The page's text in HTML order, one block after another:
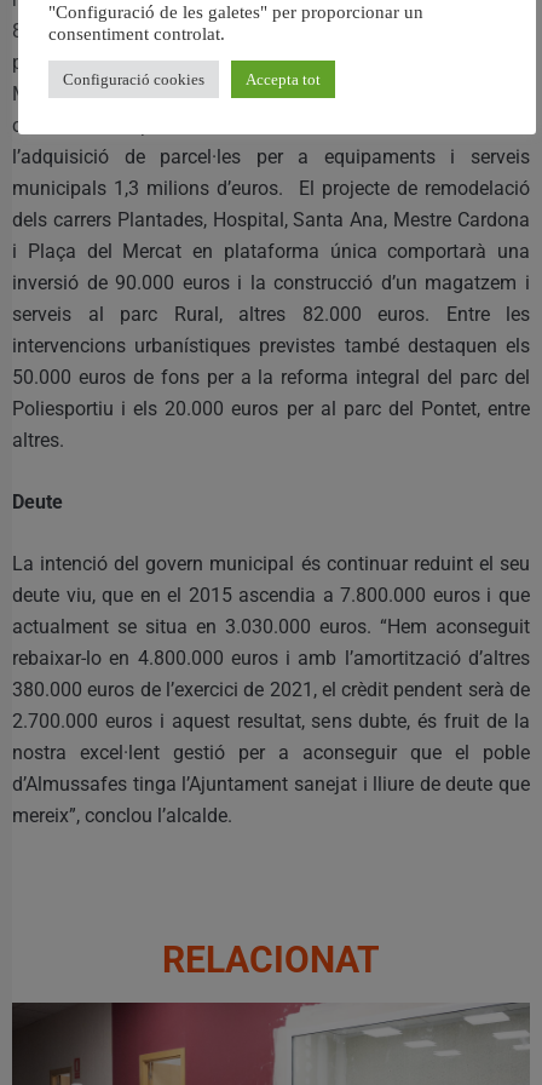
80.000 euros, respectivament. La ciutadania en general,
podrà gaudir d’un Balneari urbà a l’interior de les Piscines
Municipals, pressupostat inicialment en 600.000 euros. Als
col·lectors de pluvials se’ls destinaran 409.000 euros i a
l’adquisició de parcel·les per a equipaments i serveis
municipals 1,3 milions d’euros. El projecte de remodelació
dels carrers Plantades, Hospital, Santa Ana, Mestre Cardona
i Plaça del Mercat en plataforma única comportarà una
inversió de 90.000 euros i la construcció d’un magatzem i
serveis al parc Rural, altres 82.000 euros. Entre les
intervencions urbanístiques previstes també destaquen els
50.000 euros de fons per a la reforma integral del parc del
Poliesportiu i els 20.000 euros per al parc del Pontet, entre
altres.
Deute
La intenció del govern municipal és continuar reduint el seu
deute viu, que en el 2015 ascendia a 7.800.000 euros i que
actualment se situa en 3.030.000 euros. “Hem aconseguit
rebaixar-lo en 4.800.000 euros i amb l’amortització d’altres
380.000 euros de l’exercici de 2021, el crèdit pendent serà de
2.700.000 euros i aquest resultat, sens dubte, és fruit de la
nostra excel·lent gestió per a aconseguir que el poble
d’Almussafes tinga l’Ajuntament sanejat i lliure de deute que
mereix”, conclou l’alcalde.
RELACIONAT
"Configuració de les galetes" per proporcionar un
consentiment controlat.
Configuració cookies Accepta tot